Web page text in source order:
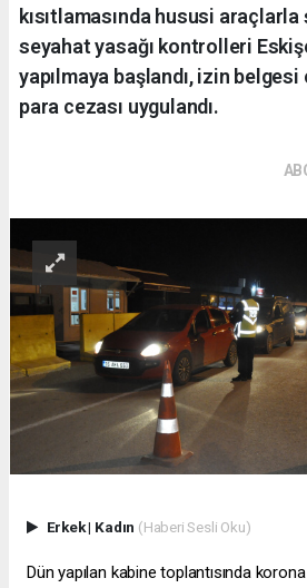
kısıtlamasında hususi
seyahat yasağı kontrolleri
yapılmaya başlandı, izin
para cezası uygulandı.
Erkek| Kadın (Haberi Sesli Oku)
Dün yapılan kabine toplantısında